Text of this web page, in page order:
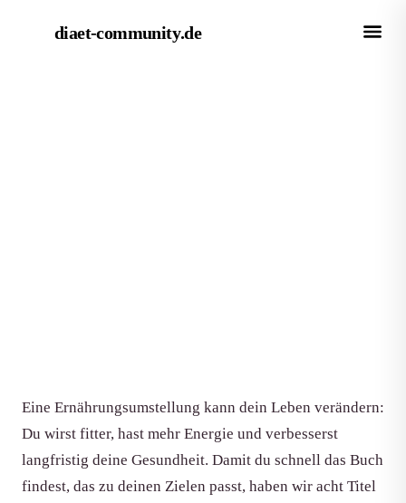
diaet-community.de
Eine Ernährungsumstellung kann dein Leben verändern:
Du wirst fitter, hast mehr Energie und verbesserst
langfristig deine Gesundheit. Damit du schnell das Buch
findest, das zu deinen Zielen passt, haben wir acht Titel